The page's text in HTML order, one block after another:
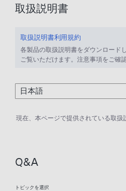
取扱説明書
取扱説明書利用規約
各製品の取扱説明書をダウンロード
ご覧いただけます。注意事項をご確
現在、本ページで提供されている取扱
Q&A
トピックを選択